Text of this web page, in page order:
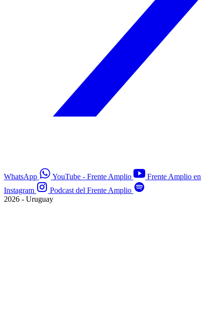
WhatsApp YouTube - Frente Amplio
Frente Amplio en
Instagram
Podcast del Frente Amplio
2026 - Uruguay